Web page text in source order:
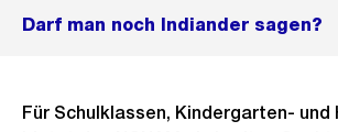
Darf man noch Indiander sagen?
Für Schulklassen, Kindergarten- und